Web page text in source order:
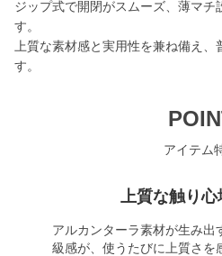
ジップ式で開閉がスムーズ、薄マチ
す。
上質な素材感と実用性を兼ね備え
す。
アイテム
上質な触り心
アルカンターラ素材が生み出
級感が、使うたびに上質さを